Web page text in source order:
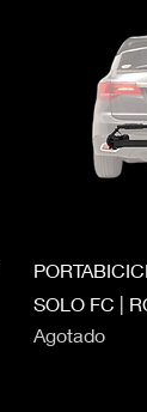
SOLO FC |
Agotado